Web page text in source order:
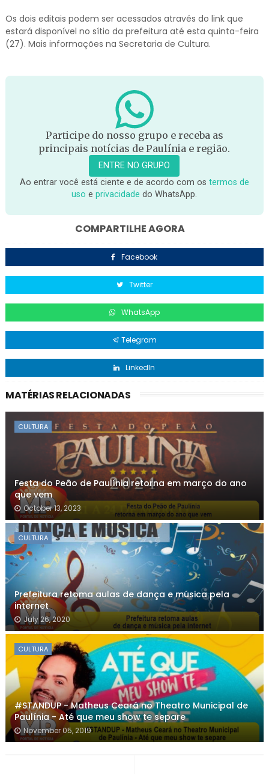
Os dois editais podem ser acessados através do link que
estará disponível no sítio da prefeitura até esta quinta-feira
(27). Mais informações na Secretaria de Cultura.
Participe do nosso grupo e receba as
principais notícias de Paulínia e região.
ENTRE NO GRUPO
Ao entrar você está ciente e de acordo com os termos de
uso eprivacidade do WhatsApp.
COMPARTILHE AGORA
Facebook
Twitter
WhatsApp
Telegram
LinkedIn
MATÉRIAS RELACIONADAS
CULTURA
Festa do Peão de Paulínia retorna em março do ano
que vem
October 13, 2023
CULTURA
Prefeitura retoma aulas de dança e música pela
internet
July 26, 2020
CULTURA
#STANDUP - Matheus Ceará no Theatro Municipal de
Paulínia - Até que meu show te separe
November 05, 2019